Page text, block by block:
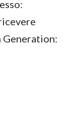
Generation: